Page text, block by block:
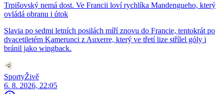
Trpišovský nemá dost. Ve Francii loví rychlíka Mandengueho, který
ovládá obranu i útok
Slavia po sedmi letních posilách míří znovu do Francie, tentokrát po
dvacetiletém Kamerunci z Auxerre, který ve třetí lize střílel góly i
bránil jako wingback.
SportyŽivě
6. 8. 2026, 22:05